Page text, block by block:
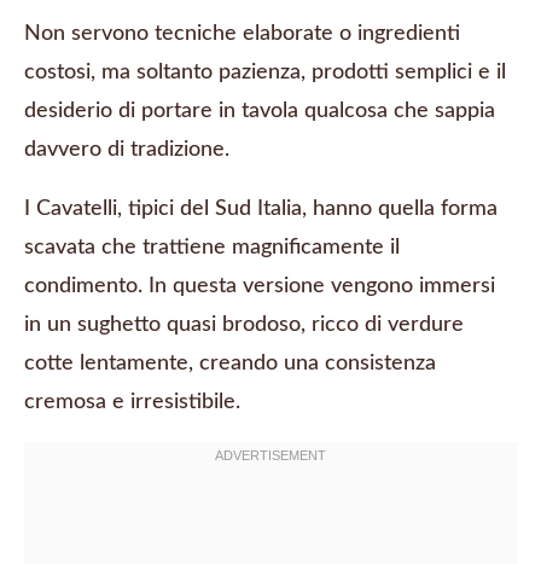
Non servono tecniche elaborate o ingredienti
costosi, ma soltanto pazienza, prodotti semplici e il
desiderio di portare in tavola qualcosa che sappia
davvero di tradizione.
I Cavatelli, tipici del Sud Italia, hanno quella forma
scavata che trattiene magnificamente il
condimento. In questa versione vengono immersi
in un sughetto quasi brodoso, ricco di verdure
cotte lentamente, creando una consistenza
cremosa e irresistibile.